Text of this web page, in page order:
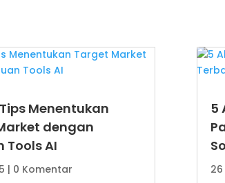
Menentukan
dengan
Tools AI
| 0 Komentar
5
26